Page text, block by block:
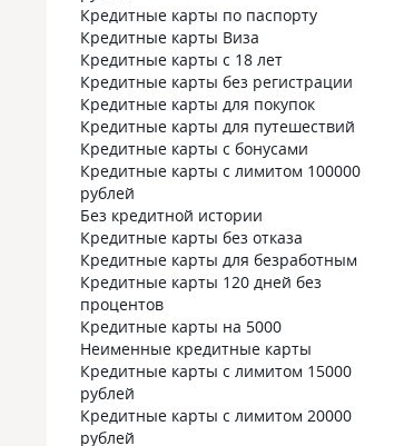
Кредитные карты по паспорту
Кредитные карты Виза
Кредитные карты с 18 лет
Кредитные карты без регистрации
Кредитные карты для покупок
Кредитные карты для путешествий
Кредитные карты с бонусами
Кредитные карты с лимитом 100000
рублей
Без кредитной истории
Кредитные карты без отказа
Кредитные карты для безработным
Кредитные карты 120 дней без
процентов
Кредитные карты на 5000
Неименные кредитные карты
Кредитные карты с лимитом 15000
рублей
Кредитные карты с лимитом 20000
рублей